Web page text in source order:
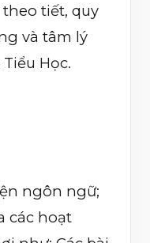
tiết, quy
và tâm lý
Học.
ngôn ngữ;
các hoạt